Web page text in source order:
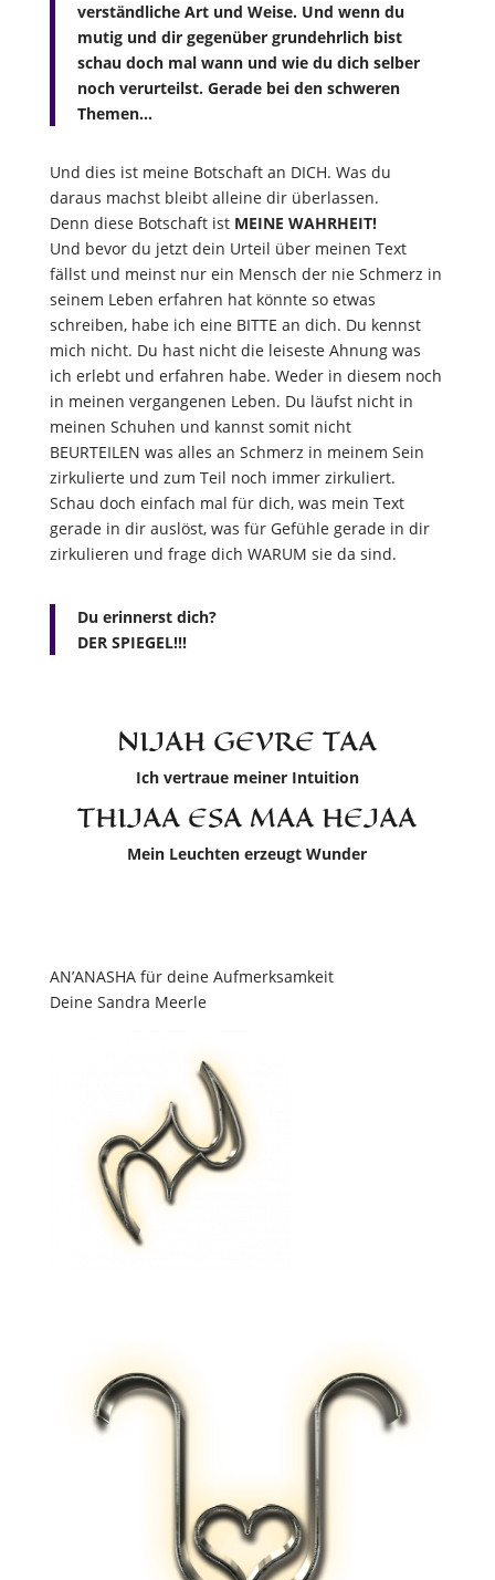
verständliche Art und Weise. Und wenn du
mutig und dir gegenüber grundehrlich bist
schau doch mal wann und wie du dich selber
noch verurteilst. Gerade bei den schweren
Themen…
Und dies ist meine Botschaft an DICH. Was du
daraus machst bleibt alleine dir überlassen.
Denn diese Botschaft ist MEINE WAHRHEIT!
Und bevor du jetzt dein Urteil über meinen Text
fällst und meinst nur ein Mensch der nie Schmerz in
seinem Leben erfahren hat könnte so etwas
schreiben, habe ich eine BITTE an dich. Du kennst
mich nicht. Du hast nicht die leiseste Ahnung was
ich erlebt und erfahren habe. Weder in diesem noch
in meinen vergangenen Leben. Du läufst nicht in
meinen Schuhen und kannst somit nicht
BEURTEILEN was alles an Schmerz in meinem Sein
zirkulierte und zum Teil noch immer zirkuliert.
Schau doch einfach mal für dich, was mein Text
gerade in dir auslöst, was für Gefühle gerade in dir
zirkulieren und frage dich WARUM sie da sind.
Du erinnerst dich?
DER SPIEGEL!!!
NIJAH GEVRE TAA
Ich vertraue meiner Intuition
THIJAA ESA MAA HEJAA
Mein Leuchten erzeugt Wunder
AN’ANASHA für deine Aufmerksamkeit
Deine Sandra Meerle